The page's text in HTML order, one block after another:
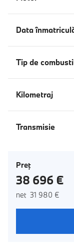
Data
Tip de
Kilometraj
Transmisie
Preţ
38 696 €
net 31 980 €